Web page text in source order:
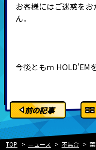
お客様にはご迷惑を
ん。
今後ともｍ HOLD'EM
前の記事
TOP ニュース 不具合